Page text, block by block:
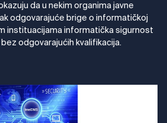
da u nekim organima javne
odgovarajuće brige o informatičkoj
instituacijama informatička sigurnost
odgovarajućih kvalifikacija.